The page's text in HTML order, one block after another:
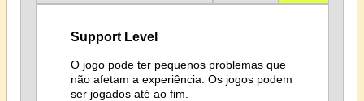
Support Level
O jogo pode ter pequenos problemas que
não afetam a experiência. Os jogos podem
ser jogados até ao fim.